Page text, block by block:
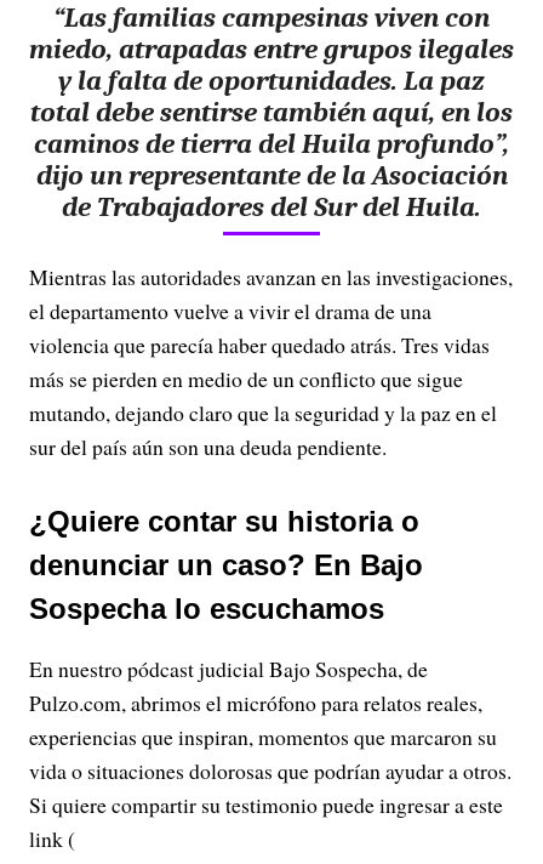
“Las familias campesinas viven con
miedo, atrapadas entre grupos ilegales
y la falta de oportunidades. La paz
total debe sentirse también aquí, en los
caminos de tierra del Huila profundo”,
dijo un representante de la Asociación
de Trabajadores del Sur del Huila.
Mientras las autoridades avanzan en las investigaciones,
el departamento vuelve a vivir el drama de una
violencia que parecía haber quedado atrás. Tres vidas
más se pierden en medio de un conflicto que sigue
mutando, dejando claro que la seguridad y la paz en el
sur del país aún son una deuda pendiente.
¿Quiere contar su historia o
denunciar un caso? En Bajo
Sospecha lo escuchamos
En nuestro pódcast judicial Bajo Sospecha, de
Pulzo.com, abrimos el micrófono para relatos reales,
experiencias que inspiran, momentos que marcaron su
vida o situaciones dolorosas que podrían ayudar a otros.
Si quiere compartir su testimonio puede ingresar a este
link (